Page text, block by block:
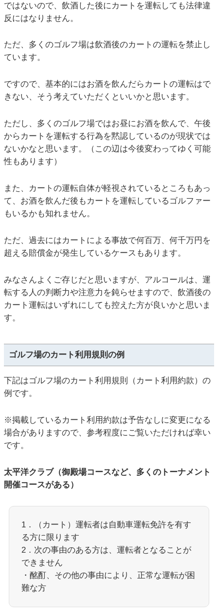
ではないので、飲酒した後にカートを運転しても法律違
反にはなりません。
ただ、多くのゴルフ場は飲酒後のカートの運転を禁止し
ています。
ですので、基本的にはお酒を飲んだらカートの運転はで
きない、そう考えていただくといいかと思います。
ただし、多くのゴルフ場ではお昼にお酒を飲んで、午後
からカートを運転する行為を黙認しているのが現状では
ないかなと思います。（この辺は今後変わってゆく可能
性もあります）
また、カートの運転自体が軽視されているところもあっ
て、お酒を飲んだ後もカートを運転しているゴルファー
もいるかも知れません。
ただ、過去にはカートによる事故で何百万、何千万円を
超える賠償金が発生しているケースもあります。
みなさんよくご存じだと思いますが、アルコールは、運
転する人の判断力や注意力を鈍らせますので、飲酒後の
カート運転はいずれにしても控えた方が良いかと思いま
す。
ゴルフ場のカート利用規則の例
下記はゴルフ場のカート利用規則（カート利用約款）の
例です。
※掲載しているカート利用約款は予告なしに変更になる
場合がありますので、参考程度にご覧いただければ幸い
です。
太平洋クラブ（御殿場コースなど、多くのトーナメント
開催コースがある）
1．（カート）運転者は自動車運転免許を有す
る方に限ります
2．次の事由のある方は、運転者となることが
できません
・酩酊、その他の事由により、正常な運転が困
難な方